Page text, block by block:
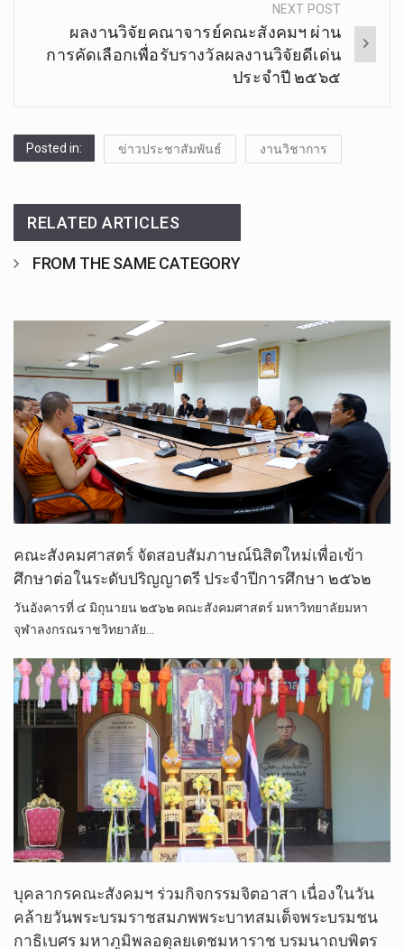
NEXT POST
ผลงานวิจัยคณาจารย์คณะสังคมฯ ผ่าน
การคัดเลือกเพื่อรับรางวัลผลงานวิจัยดีเด่น
ประจำปี ๒๕๖๕
Posted in: ข่าวประชาสัมพันธ์ งานวิชาการ
RELATED ARTICLES
FROM THE SAME CATEGORY
คณะสังคม​ศาสตร์​ จัดสอบสัมภาษณ์​นิสิตใหม่เพื่อเข้า
ศึกษาต่อในระดับปริญญาตรี​ ประจำ​ปี​การศึกษา​ ๒๕๖๒
วันอังคารที่ ๔ มิถุนายน ๒๕๖๒ คณะสังคมศาสตร์ มหาวิทยาลัยมหา
จุฬาลงกรณราชวิทยาลัย…
บุคลากรคณะสังคมฯ ร่วมกิจกรรมจิตอาสา เนื่องในวัน
คล้ายวันพระบรมราชสมภพพระบาทสมเด็จพระบรมชน
กาธิเบศร มหาภูมิพลอดุลยเดชมหาราช บรมนาถบพิตร